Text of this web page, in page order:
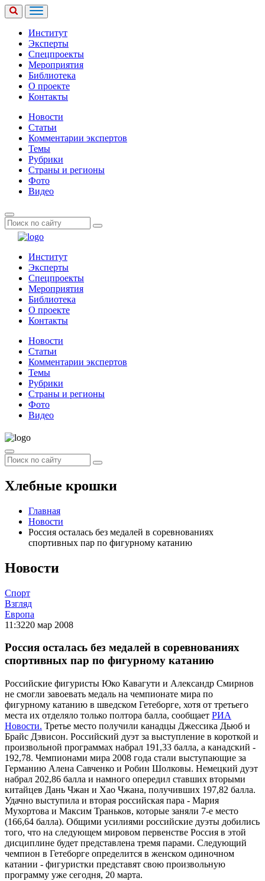
Институт
Эксперты
Спецпроекты
Мероприятия
Библиотека
О проекте
Контакты
Новости
Статьи
Комментарии экспертов
Темы
Рубрики
Страны и регионы
Фото
Видео
Институт
Эксперты
Спецпроекты
Мероприятия
Библиотека
О проекте
Контакты
Новости
Статьи
Комментарии экспертов
Темы
Рубрики
Страны и регионы
Фото
Видео
Хлебные крошки
Главная
Новости
Россия осталась без медалей в соревнованиях
спортивных пар по фигурному катанию
Новости
Спорт
Взгляд
Европа
11:3220 мар 2008
Россия осталась без медалей в соревнованиях
спортивных пар по фигурному катанию
Российские фигуристы Юко Кавагути и Александр Смирнов
не смогли завоевать медаль на чемпионате мира по
фигурному катанию в шведском Гетеборге, хотя от третьего
места их отделяло только полтора балла, сообщает РИА
Новости. Третье место получили канадцы Джессика Дьюб и
Брайс Дэвисон. Российский дуэт за выступление в короткой и
произвольной программах набрал 191,33 балла, а канадский -
192,78. Чемпионами мира 2008 года стали выступающие за
Германию Алена Савченко и Робин Шолковы. Немецкий дуэт
набрал 202,86 балла и намного опередил ставших вторыми
китайцев Дань Чжан и Хао Чжана, получивших 197,82 балла.
Удачно выступила и вторая российская пара - Мария
Мухортова и Максим Траньков, которые заняли 7-е место
(166,64 балла). Общими усилиями российские дуэты добились
того, что на следующем мировом первенстве Россия в этой
дисциплине будет представлена тремя парами. Следующий
чемпион в Гетеборге определится в женском одиночном
катании - фигуристки представят свою произвольную
программу уже сегодня, 20 марта.